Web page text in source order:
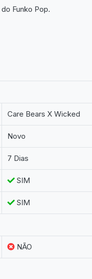
Funko Pop.
Care Bears X Wicked
Novo
7 Dias
SIM
SIM
NÃO